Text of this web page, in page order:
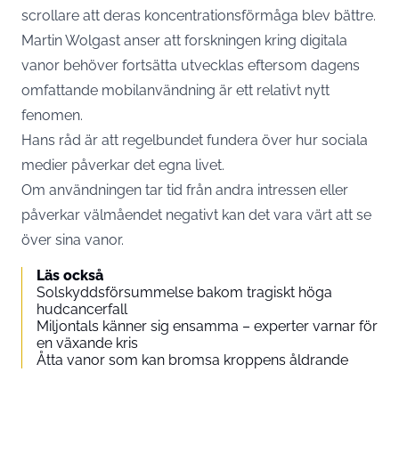
scrollare att deras koncentrationsförmåga blev bättre.
Martin Wolgast anser att forskningen kring digitala
vanor behöver fortsätta utvecklas eftersom dagens
omfattande mobilanvändning är ett relativt nytt
fenomen.
Hans råd är att regelbundet fundera över hur sociala
medier påverkar det egna livet.
Om användningen tar tid från andra intressen eller
påverkar välmåendet negativt kan det vara värt att se
över sina vanor.
Läs också
Solskyddsförsummelse bakom tragiskt höga
hudcancerfall
Miljontals känner sig ensamma – experter varnar för
en växande kris
Åtta vanor som kan bromsa kroppens åldrande